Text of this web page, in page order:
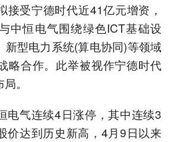
接受宁德时代近41亿元增资，
中恒电气围绕绿色ICT基础设
新型电力系统(算电协同)等领域
略合作。此举被视作宁德时代
。
电气连续4日涨停，其中连续3
价达到历史新高，4月9日以来